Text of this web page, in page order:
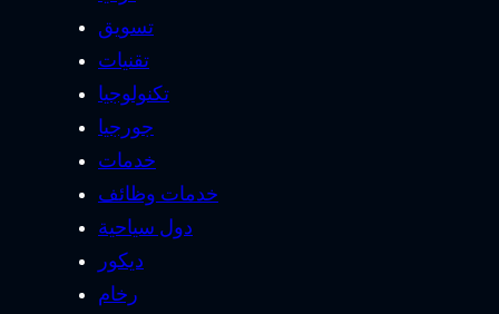
تسويق
تقنيات
تكنولوجيا
جورجيا
خدمات
خدمات وظائف
دول سياحية
ديكور
رخام